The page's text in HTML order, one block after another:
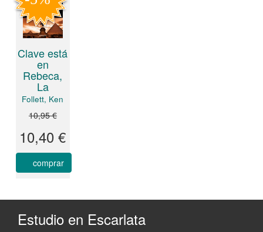
Clave está
en
Rebeca,
La
Follett, Ken
10,95 €
10,40 €
comprar
Estudio en Escarlata